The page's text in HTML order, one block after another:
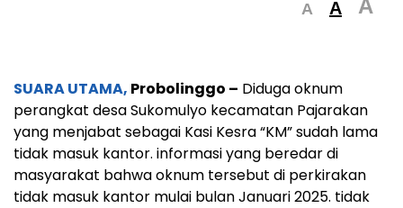
A A A
SUARA UTAMA, Probolinggo – Diduga oknum
perangkat desa Sukomulyo kecamatan Pajarakan
yang menjabat sebagai Kasi Kesra “KM” sudah lama
tidak masuk kantor. informasi yang beredar di
masyarakat bahwa oknum tersebut di perkirakan
tidak masuk kantor mulai bulan Januari 2025. tidak